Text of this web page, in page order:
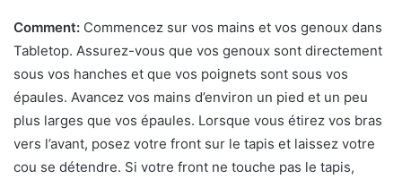
Comment: Commencez sur vos mains et vos genoux dans
Tabletop. Assurez-vous que vos genoux sont directement
sous vos hanches et que vos poignets sont sous vos
épaules. Avancez vos mains d’environ un pied et un peu
plus larges que vos épaules. Lorsque vous étirez vos bras
vers l’avant, posez votre front sur le tapis et laissez votre
cou se détendre. Si votre front ne touche pas le tapis,